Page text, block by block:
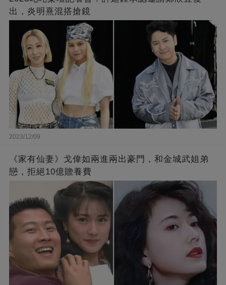
出，炎明熹混搭搶鏡
2023/12/09
《家有仙妻》戈偉如兩進兩出豪門，和金城武姐弟
戀，拒絕10億贍養費